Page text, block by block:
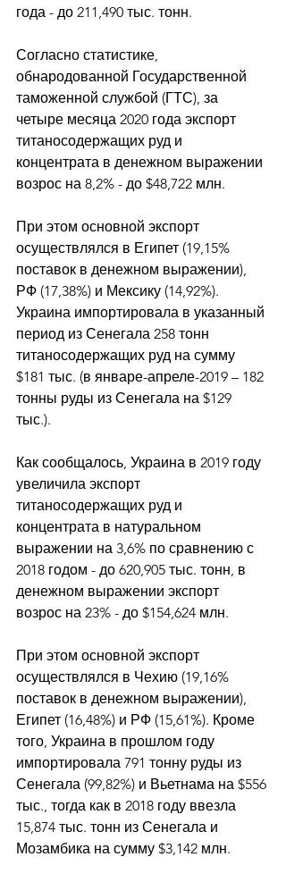
года - до 211,490 тыс. тонн.
Согласно статистике,
обнародованной Государственной
таможенной службой (ГТС), за
четыре месяца 2020 года экспорт
титаносодержащих руд и
концентрата в денежном выражении
возрос на 8,2% - до $48,722 млн.
При этом основной экспорт
осуществлялся в Египет (19,15%
поставок в денежном выражении),
РФ (17,38%) и Мексику (14,92%).
Украина импортировала в указанный
период из Сенегала 258 тонн
титаносодержащих руд на сумму
$181 тыс. (в январе-апреле-2019 – 182
тонны руды из Сенегала на $129
тыс.).
Как сообщалось, Украина в 2019 году
увеличила экспорт
титаносодержащих руд и
концентрата в натуральном
выражении на 3,6% по сравнению с
2018 годом - до 620,905 тыс. тонн, в
денежном выражении экспорт
возрос на 23% - до $154,624 млн.
При этом основной экспорт
осуществлялся в Чехию (19,16%
поставок в денежном выражении),
Египет (16,48%) и РФ (15,61%). Кроме
того, Украина в прошлом году
импортировала 791 тонну руды из
Сенегала (99,82%) и Вьетнама на $556
тыс., тогда как в 2018 году ввезла
15,874 тыс. тонн из Сенегала и
Мозамбика на сумму $3,142 млн.